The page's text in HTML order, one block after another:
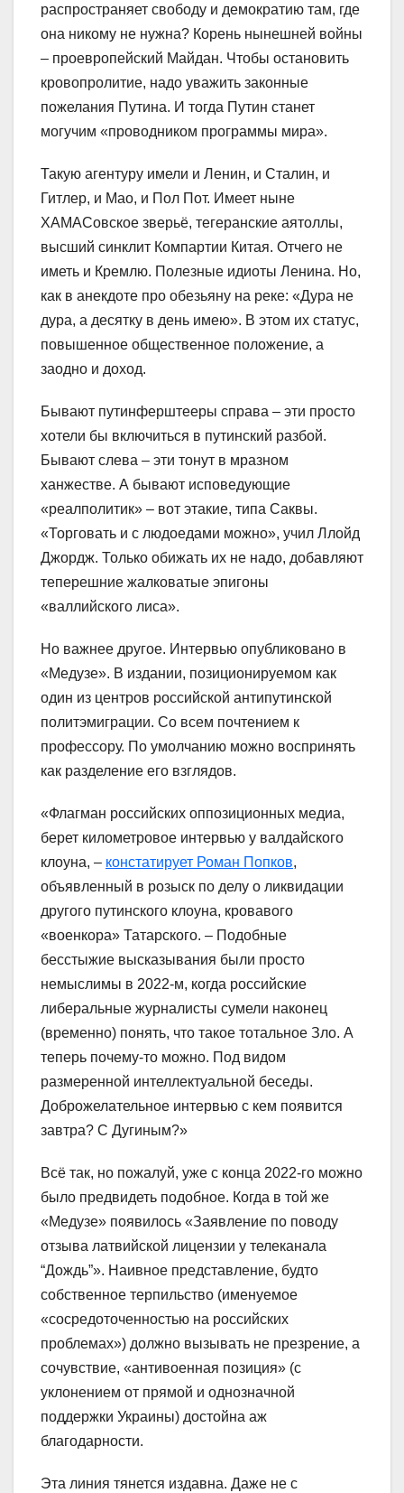
распространяет свободу и демократию там, где
она никому не нужна? Корень нынешней войны
– проевропейский Майдан. Чтобы остановить
кровопролитие, надо уважить законные
пожелания Путина. И тогда Путин станет
могучим «проводником программы мира».
Такую агентуру имели и Ленин, и Сталин, и
Гитлер, и Мао, и Пол Пот. Имеет ныне
ХАМАСовское зверьё, тегеранские аятоллы,
высший синклит Компартии Китая. Отчего не
иметь и Кремлю. Полезные идиоты Ленина. Но,
как в анекдоте про обезьяну на реке: «Дура не
дура, а десятку в день имею». В этом их статус,
повышенное общественное положение, а
заодно и доход.
Бывают путинферштееры справа – эти просто
хотели бы включиться в путинский разбой.
Бывают слева – эти тонут в мразном
ханжестве. А бывают исповедующие
«реалполитик» – вот этакие, типа Саквы.
«Торговать и с людоедами можно», учил Ллойд
Джордж. Только обижать их не надо, добавляют
теперешние жалковатые эпигоны
«валлийского лиса».
Но важнее другое. Интервью опубликовано в
«Медузе». В издании, позиционируемом как
один из центров российской антипутинской
политэмиграции. Со всем почтением к
профессору. По умолчанию можно воспринять
как разделение его взглядов.
«Флагман российских оппозиционных медиа,
берет километровое интервью у валдайского
клоуна, – констатирует Роман Попков,
объявленный в розыск по делу о ликвидации
другого путинского клоуна, кровавого
«военкора» Татарского. – Подобные
бесстыжие высказывания были просто
немыслимы в 2022-м, когда российские
либеральные журналисты сумели наконец
(временно) понять, что такое тотальное Зло. А
теперь почему-то можно. Под видом
размеренной интеллектуальной беседы.
Доброжелательное интервью с кем появится
завтра? С Дугиным?»
Всё так, но пожалуй, уже с конца 2022-го можно
было предвидеть подобное. Когда в той же
«Медузе» появилось «Заявление по поводу
отзыва латвийской лицензии у телеканала
“Дождь”». Наивное представление, будто
собственное терпильство (именуемое
«сосредоточенностью на российских
проблемах») должно вызывать не презрение, а
сочувствие, «антивоенная позиция» (с
уклонением от прямой и однозначной
поддержки Украины) достойна аж
благодарности.
Эта линия тянется издавна. Даже не с